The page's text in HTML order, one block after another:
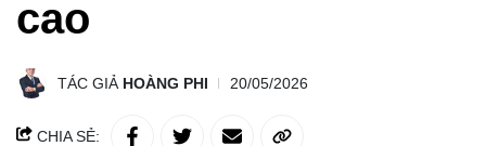
cao
TÁC GIẢ HOÀNG PHI 20/05/2026
CHIA SẺ: